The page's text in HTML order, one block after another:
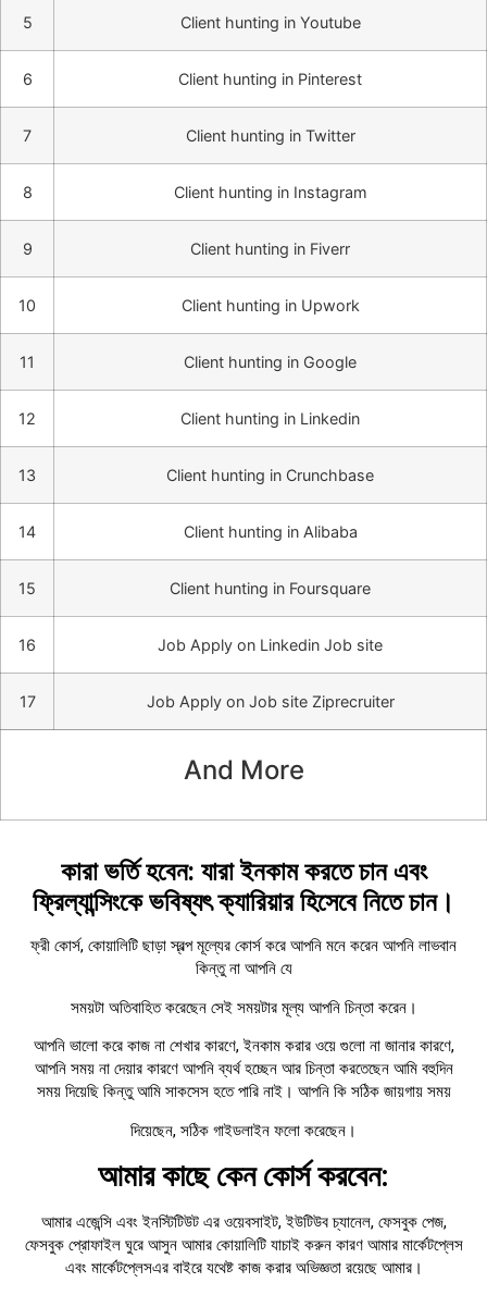
5 Client hunting in Youtube
6 Client hunting in Pinterest
7 Client hunting in Twitter
8 Client hunting in Instagram
9 Client hunting in Fiverr
10 Client hunting in Upwork
11 Client hunting in Google
12 Client hunting in Linkedin
13 Client hunting in Crunchbase
14 Client hunting in Alibaba
15 Client hunting in Foursquare
16 Job Apply on Linkedin Job site
17 Job Apply on Job site Ziprecruiter
And More
কারা ভর্তি হবেন: যারা ইনকাম করতে চান এবং
ফ্রিল্যান্সিংকে ভবিষ্যৎ ক্যারিয়ার হিসেবে নিতে চান।
ফ্রী কোর্স, কোয়ালিটি ছাড়া স্বল্প মূল্যের কোর্স করে আপনি মনে করেন আপনি লাভবান
কিন্তু না আপনি যে
সময়টা অতিবাহিত করেছেন সেই সময়টার মূল্য আপনি চিন্তা করেন।
আপনি ভালো করে কাজ না শেখার কারণে, ইনকাম করার ওয়ে গুলো না জানার কারণে,
আপনি সময় না দেয়ার কারণে আপনি ব্যর্থ হচ্ছেন আর চিন্তা করতেছেন আমি বহুদিন
সময় দিয়েছি কিন্তু আমি সাকসেস হতে পারি নাই। আপনি কি সঠিক জায়গায় সময়
দিয়েছেন, সঠিক গাইডলাইন ফলো করেছেন।
আমার কাছে কেন কোর্স করবেন:
আমার এজেন্সি এবং ইনস্টিটিউট এর ওয়েবসাইট, ইউটিউব চ্যানেল, ফেসবুক পেজ,
ফেসবুক প্রোফাইল ঘুরে আসুন আমার কোয়ালিটি যাচাই করুন কারণ আমার মার্কেটপ্লেস
এবং মার্কেটপ্লেসএর বাইরে যথেষ্ট কাজ করার অভিজ্ঞতা রয়েছে আমার।